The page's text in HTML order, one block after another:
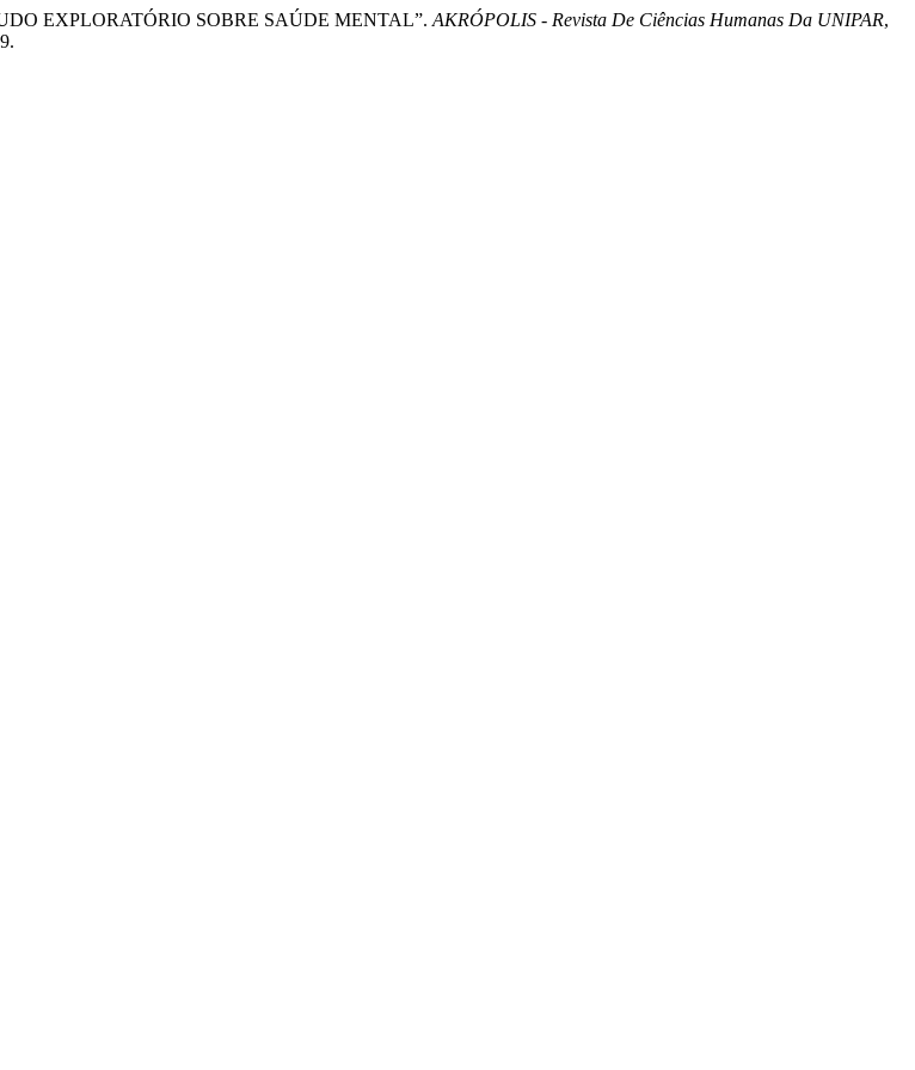
EXPLORATÓRIO SOBRE SAÚDE MENTAL”. AKRÓPOLIS - Revista De Ciências Humanas Da UNIPAR,